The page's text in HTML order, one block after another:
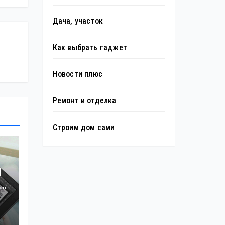
Дача, участок
Как выбрать гаджет
Новости плюс
Ремонт и отделка
Строим дом сами